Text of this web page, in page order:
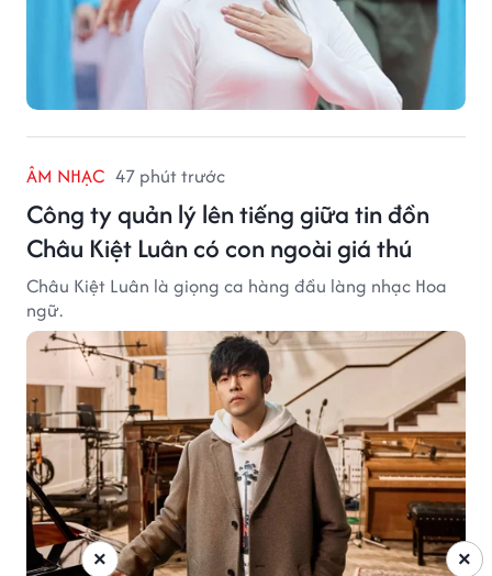
ÂM NHẠC 47 phút trước
Công ty quản lý lên tiếng giữa tin đồn
Châu Kiệt Luân có con ngoài giá thú
Châu Kiệt Luân là giọng ca hàng đầu làng nhạc Hoa
ngữ.
×
×